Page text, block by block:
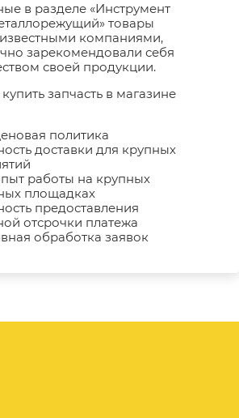
в разделе «Инструмент
товары
компаниями,
зарекомендовали себя
своей продукции.
запчасть в магазине
политика
доставки для крупных
работы на крупных
площадках
предоставления
отсрочки платежа
обработка заявок